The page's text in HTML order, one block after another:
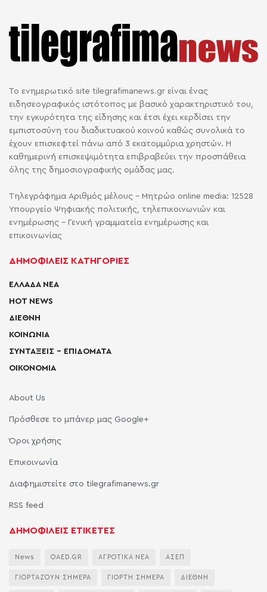
Το ενημερωτικό site tilegrafimanews.gr είναι ένας
ειδησεογραφικός ιστότοπος με βασικό χαρακτηριστικό του,
την εγκυρότητα της είδησης και έτσι έχει κερδίσει την
εμπιστοσύνη του διαδικτυακού κοινού καθώς συνολικά το
έχουν επισκεφτεί πάνω από 3 εκατομμύρια χρηστών. Η
καθημερινή επισκεψιμότητα επιβραβεύει την προσπάθεια
όλης της δημοσιογραφικής ομάδας μας.
Τηλεγράφημα Αριθμός μέλους - Μητρώο online media: 12528
Υπουργείο Ψηφιακής πολιτικής, τηλεπικοινωνιών και
ενημέρωσης - Γενική γραμματεία ενημέρωσης και
επικοινωνίας
ΔΗΜΟΦΙΛΕΙΣ ΚΑΤΗΓΟΡΙΕΣ
ΕΛΛΑΔΑ ΝΕΑ
HOT NEWS
ΔΙΕΘΝΗ
ΚΟΙΝΩΝΙΑ
ΣΥΝΤΑΞΕΙΣ – ΕΠΙΔΟΜΑΤΑ
ΟΙΚΟΝΟΜΙΑ
About Us
Πρόσθεσε το μπάνερ μας Google+
Όροι χρήσης
Επικοινωνία
Διαφημιστείτε στο tilegrafimanews.gr
RSS feed
ΔΗΜΟΦΙΛΕΙΣ ΕΤΙΚΕΤΕΣ
News OAED.GR ΑΓΡΟΤΙΚΑ ΝΕΑ ΑΣΕΠ
ΓΙΟΡΤΑΖΟΥΝ ΣΗΜΕΡΑ ΓΙΟΡΤΗ ΣΗΜΕΡΑ ΔΙΕΘΝΗ